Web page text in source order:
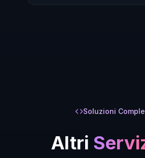
Soluzioni
Altri